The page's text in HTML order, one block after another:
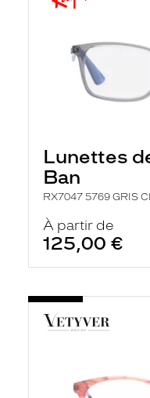
Lunettes
Ban
RX7047 5769 GRIS
À partir de
125,00 €